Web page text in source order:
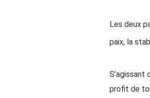
Les deux
paix, la
profit de